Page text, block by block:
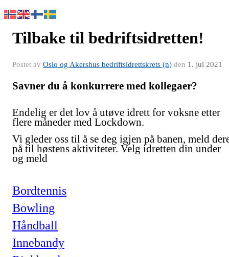
Tilbake til bedriftsidretten!
Postet av Oslo og Akershus bedriftsidrettskrets (n) den 1. jul 2021
Savner du å konkurrere med kollegaer?
Endelig er det lov å utøve idrett for voksne etter
flere måneder med Lockdown.
Vi gleder oss til å se deg igjen på banen, meld
på til høstens aktiviteter. Velg idretten din under
og meld
Bordtennis
Bowling
Håndball
Innebandy